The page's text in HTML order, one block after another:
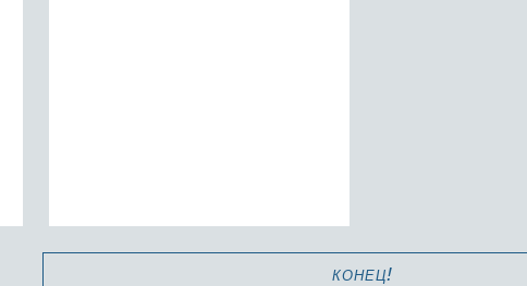
конец!